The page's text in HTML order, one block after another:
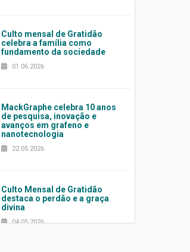
Culto mensal de Gratidão
celebra a família como
fundamento da sociedade
01.06.2026
MackGraphe celebra 10 anos
de pesquisa, inovação e
avanços em grafeno e
nanotecnologia
22.05.2026
Culto Mensal de Gratidão
destaca o perdão e a graça
divina
04.05.2026